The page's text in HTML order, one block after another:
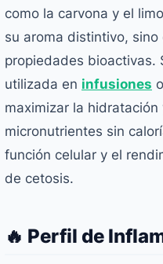
como la carvona y el
su aroma distintivo,
propiedades bioactivas.
utilizada en infusiones
maximizar la
micronutrientes sin
función celular y el
de cetosis.
🔥 Perfil de